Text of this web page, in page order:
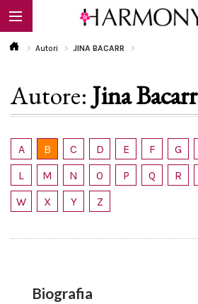
EBOOK
LIBRI
Calendario
Autori JINA BACARR
Autore: Jina Bacarr
A B C D E F G
L
M N O P Q R
W
X Y Z
Biografia